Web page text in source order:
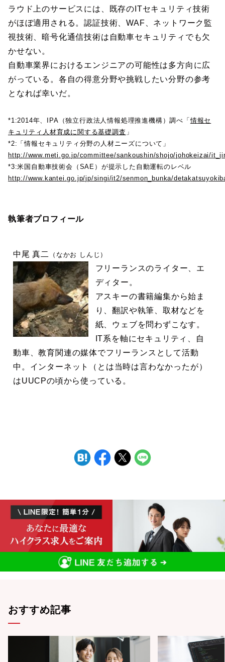
ラウド上のサービスには、既存のITセキュリティ技術
がほぼ適用される。認証技術、WAF、ネットワーク監
視技術、暗号化通信技術は自動車セキュリティでも欠
かせない。
自動車業界におけるエンジニアの可能性は多方向に広
がっている。各自の得意分野や挑戦したい分野の参考
となれば幸いだ。
*1:2014年、IPA（独立行政法人情報処理推進機構）調べ「情報セ
キュリティ人材育成に関する基礎調査 」
*2:「情報セキュリティ分野の人材ニーズについて」
http://www.meti.go.jp/committee/sankoushin/shojo/johokeizai/
*3:米国自動車技術会（SAE）が提示した自動運転のレベル
http://www.kantei.go.jp/jp/singi/it2/senmon_bunka/
執筆者プロフィール
中尾 真二 （なかお しんじ）
フリーランスのライター、エ
ディター。
アスキーの書籍編集から始ま
り、翻訳や執筆、取材などを
紙、ウェブを問わずこなす。
IT系を軸にセキュリティ、自
動車、教育関連の媒体でフリーランスとして活動
中。インターネット（とは当時は言わなかったが）
はUUCPの頃から使っている。
おすすめ記事